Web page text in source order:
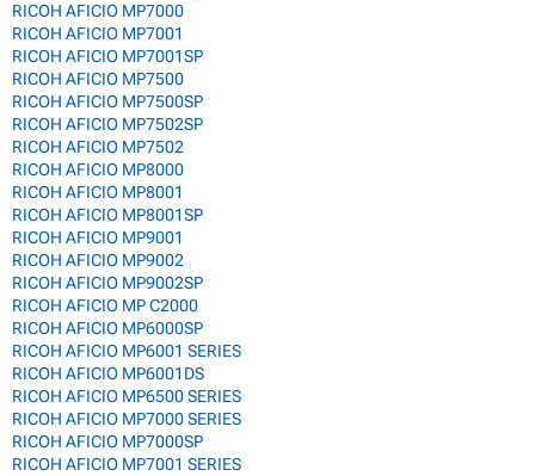
RICOH AFICIO MP7000
RICOH AFICIO MP7001
RICOH AFICIO MP7001SP
RICOH AFICIO MP7500
RICOH AFICIO MP7500SP
RICOH AFICIO MP7502SP
RICOH AFICIO MP7502
RICOH AFICIO MP8000
RICOH AFICIO MP8001
RICOH AFICIO MP8001SP
RICOH AFICIO MP9001
RICOH AFICIO MP9002
RICOH AFICIO MP9002SP
RICOH AFICIO MP C2000
RICOH AFICIO MP6000SP
RICOH AFICIO MP6001 SERIES
RICOH AFICIO MP6001DS
RICOH AFICIO MP6500 SERIES
RICOH AFICIO MP7000 SERIES
RICOH AFICIO MP7000SP
RICOH AFICIO MP7001 SERIES